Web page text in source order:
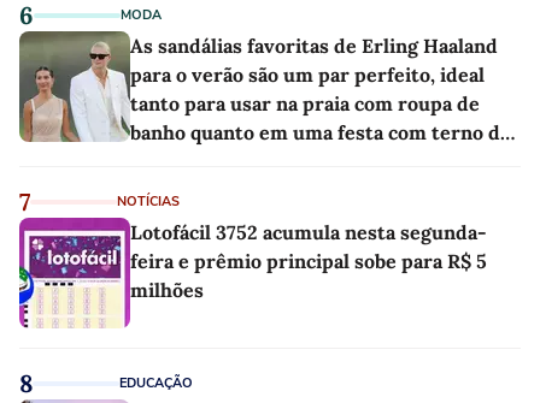
6 MODA
As sandálias favoritas de Erling Haaland
para o verão são um par perfeito, ideal
tanto para usar na praia com roupa de
banho quanto em uma festa com terno de
7 NOTÍCIAS
Lotofácil 3752 acumula nesta segunda-
feira e prêmio principal sobe para R$ 5
milhões
8 EDUCAÇÃO